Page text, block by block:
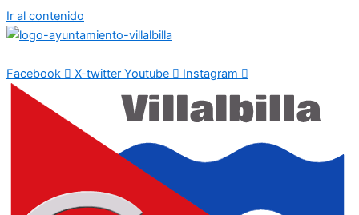
Ir al contenido
Facebook X-twitter Youtube Instagram